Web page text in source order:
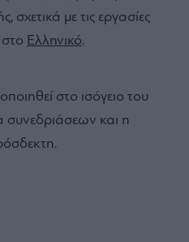
σχετικά με τις εργασίες
Ελληνικό.
στο ισόγειο του
συνεδριάσεων και η